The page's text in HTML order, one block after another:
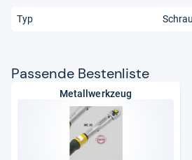
Typ
Pas­sende Bes­ten­liste
Metallwerkzeug